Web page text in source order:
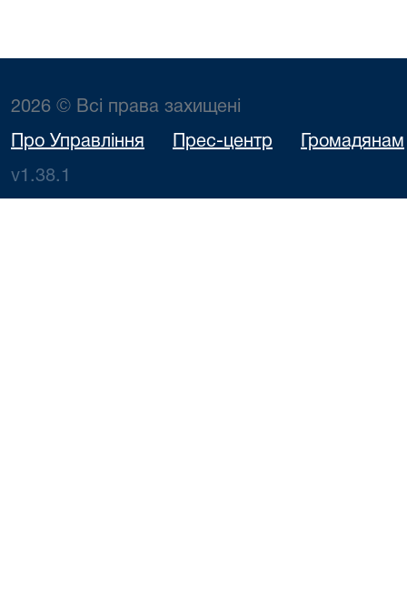
2026 © Всі права захищені
Про Управління Прес-центр Громадянам
v1.38.1